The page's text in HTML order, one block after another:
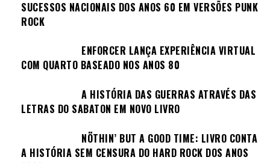
SUCESSOS NACIONAIS DOS ANOS 60 EM VERSÕES PUNK
ROCK
ENFORCER LANÇA EXPERIÊNCIA VIRTUAL
COM QUARTO BASEADO NOS ANOS 80
A HISTÓRIA DAS GUERRAS ATRAVÉS DAS
LETRAS DO SABATON EM NOVO LIVRO
NÖTHIN’ BUT A GOOD TIME: LIVRO CONTA
A HISTÓRIA SEM CENSURA DO HARD ROCK DOS ANOS